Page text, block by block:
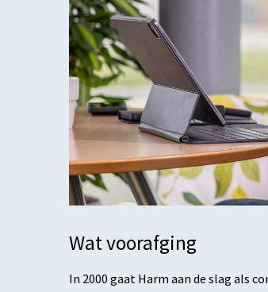
Wat voorafging
In 2000 gaat Harm aan de slag als